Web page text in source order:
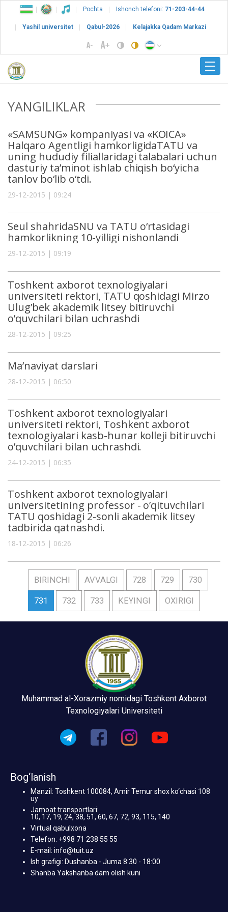
Pochta Ishonch telefoni: 71-203-44-44
Yashil universitet Qabul-2026 Kelajakka Qadam Markazi
YANGILIKLAR
«SAMSUNG» kompaniyasi va «KOICA»
Halqaro Agentligi hamkorligidaTATU va
uning hududiy filiallaridagi talabalari uchun
dasturiy ta’minot ishlab chiqish bo‘yicha
tanlov bo‘lib o‘tdi.
29-12-2015 | 09:24
Seul shahridaSNU va TATU o‘rtasidagi
hamkorlikning 10-yilligi nishonlandi
29-12-2015 | 09:19
Toshkent аxborot texnologiyаlаri
universiteti rektori, TATU qoshidagi Mirzo
Ulug’bek akademik litsey bitiruvchi
o’quvchilari bilan uchrashdi
28-12-2015 | 09:25
Ma’naviyat darslari
28-12-2015 | 06:50
Toshkent аxborot texnologiyаlаri
universiteti rektori, Toshkent axborot
texnologiyalari kasb-hunar kolleji bitiruvchi
o’quvchilari bilan uchrashdi.
24-12-2015 | 06:35
Toshkent аxborot texnologiyаlаri
universitetining professor - o’qituvchilari
TATU qoshidagi 2-sonli akademik litsey
tadbirida qatnashdi.
18-12-2015 | 06:26
BIRINCHI AVVALGI 728 729 730
731 732 733 KEYINGI OXIRIGI
Muhammad al-Xorazmiy nomidagi Toshkent Axborot
Texnologiyalari Universiteti
Bog‘lanish
Manzil: Toshkent 100084, Amir Temur shox ko‘chasi 108
uy
Jamoat transportlari:
10, 17, 19, 24, 38, 51, 60, 67, 72, 93, 115, 140
Virtual qabulxona
Telefon: +998 71 238 55 55
E-mail: info@tuit.uz
Ish grafigi: Dushanba - Juma 8:30 - 18:00
Shanba Yakshanba dam olish kuni